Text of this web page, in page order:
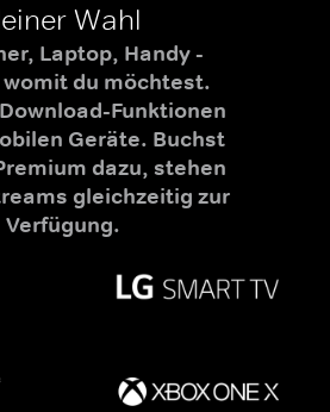
Wahl
Laptop, Handy -
du möchtest.
Funktionen
Geräte. Buchst
dazu, stehen
gleichzeitig zur
Verfügung.